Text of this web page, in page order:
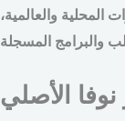
المحلية والعالمية،
الأصلي